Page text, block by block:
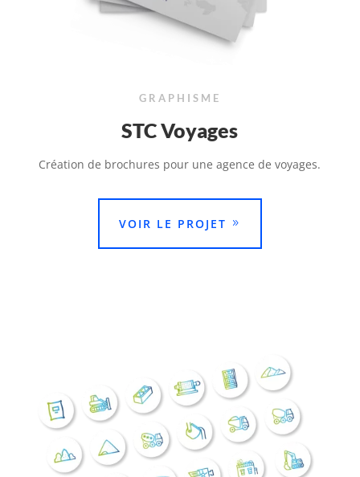
GRAPHISME
STC Voyages
Création de brochures pour une agence de voyages.
VOIR LE PROJET